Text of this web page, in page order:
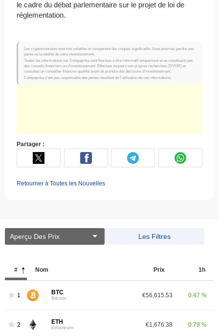
le cadre du débat parlementaire sur le projet de loi de
réglementation.
Les cryptomonnaies sont très volatiles et comportent des risques significatifs. Vous pourriez perdre une
partie ou la totalité de votre investissement.
Toutes les informations sur Coinpaprika sont fournies à titre informatif uniquement et ne constituent pas
des conseils financiers ou d'investissement. Effectuez toujours vos propres recherches (DYOR) et
consultez un conseiller financier qualifié avant de prendre des décisions d'investissement.
Coinpaprika n'est pas responsable des pertes résultant de l'utilisation de ces informations.
Partager :
Retourner à Toutes les Nouvelles
Aperçu Des Prix Les Filtres
# Nom Prix ​​ 1h
1 BTC
Bitcoin €56,615.53 0.47 %
2 ETH
Ethereum €1,676.38 0.79 %